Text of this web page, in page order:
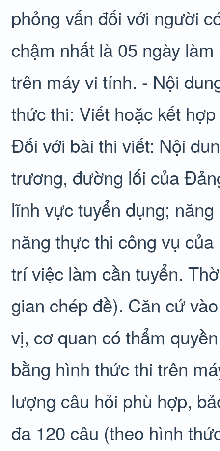
phỏng vấn đối với người
chậm nhất là 05 ngày
trên máy vi tính. - Nội
thức thi: Viết hoặc kết
Đối với bài thi viết: Nội
trương, đường lối của
lĩnh vực tuyển dụng;
năng thực thi công vụ
trí việc làm cần tuyển.
gian chép đề). Căn cứ
vị, cơ quan có thẩm
bằng hình thức thi trên
lượng câu hỏi phù hợp,
đa 120 câu (theo hình